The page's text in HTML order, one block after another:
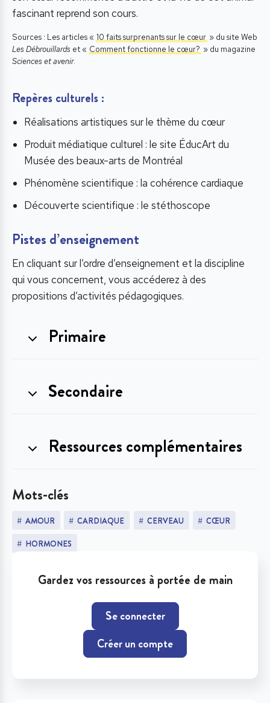
fascinant reprend son cours.
Sources : Les articles « 10 faits surprenants sur le cœur » du site Web
Les Débrouillards et « Comment fonctionne le cœur? » du magazine
Sciences et avenir.
Repères culturels :
Réalisations artistiques sur le thème du cœur
Produit médiatique culturel : le site ÉducArt du
Musée des beaux-arts de Montréal
Phénomène scientifique : la cohérence cardiaque
Découverte scientifique : le stéthoscope
Pistes d’enseignement
En cliquant sur l’ordre d’enseignement et la discipline
qui vous concernent, vous accéderez à des
propositions d’activités pédagogiques.
Primaire
Secondaire
Ressources complémentaires
Mots-clés
AMOUR CARDIAQUE CERVEAU
CŒUR
HORMONES
Gardez vos ressources à portée de main
Se connecter
Créer un compte